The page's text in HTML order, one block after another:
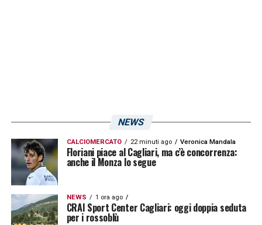
NEWS
CALCIOMERCATO 22 minuti ago Veronica Mandala
Floriani piace al Cagliari, ma c’è concorrenza:
anche il Monza lo segue
NEWS 1 ora ago
CRAI Sport Center Cagliari: oggi doppia seduta
per i rossoblù